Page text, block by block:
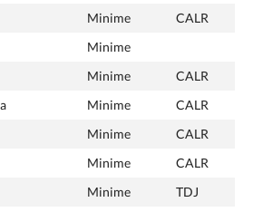
Minime
CALR
Minime
Minime
CALR
Minime
CALR
Minime
CALR
Minime
CALR
Minime
TDJ